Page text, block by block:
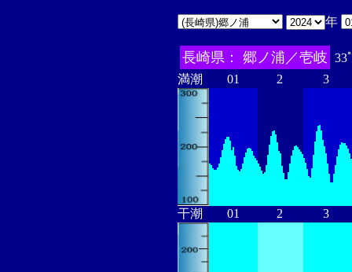
年
長崎県： 郷ノ浦／壱岐 33
満潮
01 2 3
干潮 01 2 3